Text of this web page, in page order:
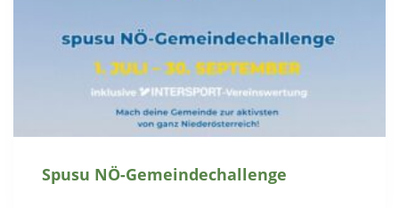
Spusu NÖ-Gemeindechallenge